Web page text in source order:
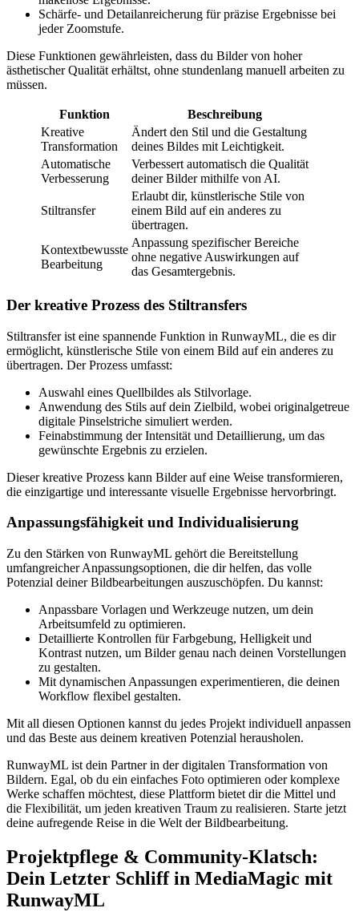
Schärfe- und Detailanreicherung für präzise Ergebnisse bei
jeder Zoomstufe.
Diese Funktionen gewährleisten, dass du Bilder von hoher
ästhetischer Qualität erhältst, ohne stundenlang manuell arbeiten zu
müssen.
Funktion
Beschreibung
Kreative
Transformation
Ändert den Stil und die Gestaltung
deines Bildes mit Leichtigkeit.
Automatische
Verbesserung
Verbessert automatisch die Qualität
deiner Bilder mithilfe von AI.
Stiltransfer
Erlaubt dir, künstlerische Stile von
einem Bild auf ein anderes zu
übertragen.
Kontextbewusste
Bearbeitung
Anpassung spezifischer Bereiche
ohne negative Auswirkungen auf
das Gesamtergebnis.
Der kreative Prozess des Stiltransfers
Stiltransfer ist eine spannende Funktion in RunwayML, die es dir
ermöglicht, künstlerische Stile von einem Bild auf ein anderes zu
übertragen. Der Prozess umfasst:
Auswahl eines Quellbildes als Stilvorlage.
Anwendung des Stils auf dein Zielbild, wobei originalgetreue
digitale Pinselstriche simuliert werden.
Feinabstimmung der Intensität und Detaillierung, um das
gewünschte Ergebnis zu erzielen.
Dieser kreative Prozess kann Bilder auf eine Weise transformieren,
die einzigartige und interessante visuelle Ergebnisse hervorbringt.
Anpassungsfähigkeit und Individualisierung
Zu den Stärken von RunwayML gehört die Bereitstellung
umfangreicher Anpassungsoptionen, die dir helfen, das volle
Potenzial deiner Bildbearbeitungen auszuschöpfen. Du kannst:
Anpassbare Vorlagen und Werkzeuge nutzen, um dein
Arbeitsumfeld zu optimieren.
Detaillierte Kontrollen für Farbgebung, Helligkeit und
Kontrast nutzen, um Bilder genau nach deinen Vorstellungen
zu gestalten.
Mit dynamischen Anpassungen experimentieren, die deinen
Workflow flexibel gestalten.
Mit all diesen Optionen kannst du jedes Projekt individuell anpassen
und das Beste aus deinem kreativen Potenzial herausholen.
RunwayML ist dein Partner in der digitalen Transformation von
Bildern. Egal, ob du ein einfaches Foto optimieren oder komplexe
Werke schaffen möchtest, diese Plattform bietet dir die Mittel und
die Flexibilität, um jeden kreativen Traum zu realisieren. Starte jetzt
deine aufregende Reise in die Welt der Bildbearbeitung.
Projektpflege & Community-Klatsch:
Dein Letzter Schliff in MediaMagic mit
RunwayML